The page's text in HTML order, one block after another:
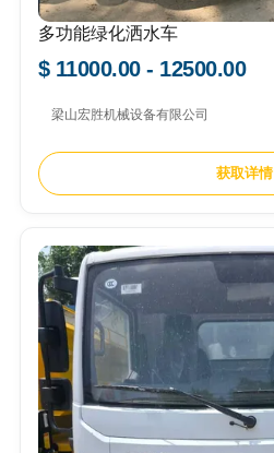
多功能绿化洒水车
$ 11000.00 - 12500.00
梁山宏胜机械设备有限公司
获取详情